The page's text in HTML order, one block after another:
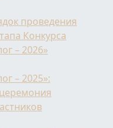
проведения
Конкурса
– 2026»
– 2025»: